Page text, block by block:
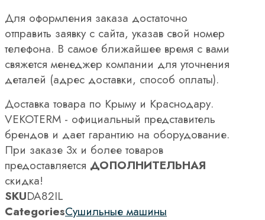
Для оформления заказа достаточно
отправить заявку с сайта, указав свой номер
телефона. В самое ближайшее время с вами
свяжется менеджер компании для уточнения
деталей (адрес доставки, способ оплаты).
Доставка товара по Крыму и Краснодару.
VEKOTERM - официальный представитель
брендов и дает гарантию на оборудование.
При заказе 3х и более товаров
предоставляется ДОПОЛНИТЕЛЬНАЯ
скидка!
SKUDA82IL
CategoriesСушильные машины